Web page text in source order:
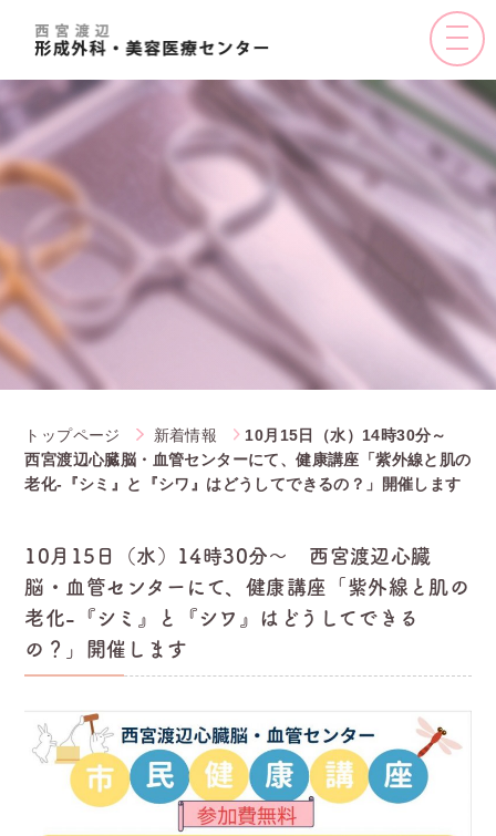
toggle
トップページ 新着情報
10月15日（水）14時30分～
西宮渡辺心臓脳・血管センターにて、健康講座「紫外線と肌の
老化-『シミ』と『シワ』はどうしてできるの？」開催します
10月15日（水）14時30分～ 西宮渡辺心臓
脳・血管センターにて、健康講座「紫外線と肌の
老化-『シミ』と『シワ』はどうしてできる
の？」開催します